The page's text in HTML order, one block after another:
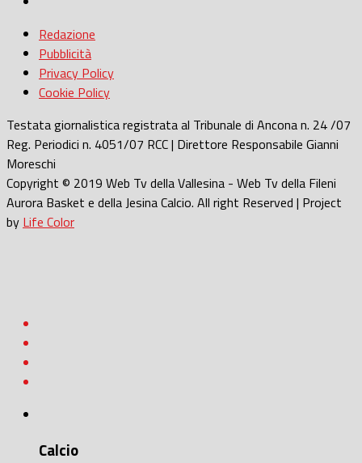
Redazione
Pubblicità
Privacy Policy
Cookie Policy
Testata giornalistica registrata al Tribunale di Ancona n. 24 /07
Reg. Periodici n. 4051/07 RCC | Direttore Responsabile Gianni
Moreschi
Copyright © 2019 Web Tv della Vallesina - Web Tv della Fileni
Aurora Basket e della Jesina Calcio. All right Reserved | Project
by Life Color
Calcio